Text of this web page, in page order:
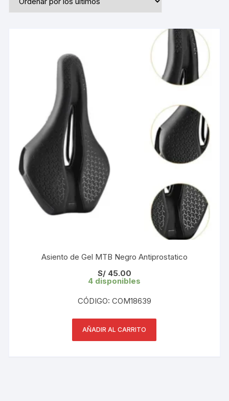
Asiento de Gel MTB Negro Antiprostatico
S/45.00
4 disponibles
CÓDIGO: COM18639
AÑADIR AL CARRITO